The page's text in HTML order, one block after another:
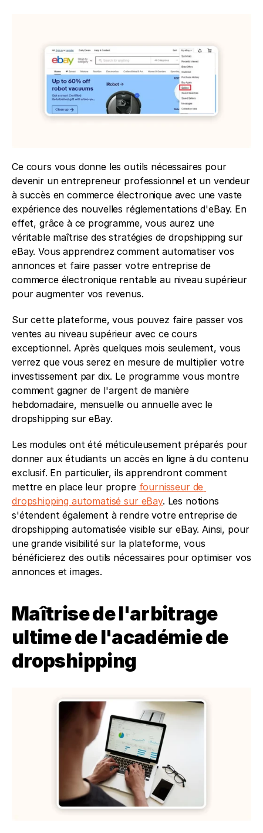
Ce cours vous donne les outils nécessaires pour
devenir un entrepreneur professionnel et un vendeur
à succès en commerce électronique avec une vaste
expérience des nouvelles réglementations d'eBay. En
effet, grâce à ce programme, vous aurez une
véritable maîtrise des stratégies de dropshipping sur
eBay. Vous apprendrez comment automatiser vos
annonces et faire passer votre entreprise de
commerce électronique rentable au niveau supérieur
pour augmenter vos revenus.
Sur cette plateforme, vous pouvez faire passer vos
ventes au niveau supérieur avec ce cours
exceptionnel. Après quelques mois seulement, vous
verrez que vous serez en mesure de multiplier votre
investissement par dix. Le programme vous montre
comment gagner de l'argent de manière
hebdomadaire, mensuelle ou annuelle avec le
dropshipping sur eBay.
Les modules ont été méticuleusement préparés pour
donner aux étudiants un accès en ligne à du contenu
exclusif. En particulier, ils apprendront comment
mettre en place leur propre fournisseur de
dropshipping automatisé sur eBay. Les notions
s'étendent également à rendre votre entreprise de
dropshipping automatisée visible sur eBay. Ainsi, pour
une grande visibilité sur la plateforme, vous
bénéficierez des outils nécessaires pour optimiser vos
annonces et images.
Maîtrise de l'arbitrage
ultime de l'académie de
dropshipping